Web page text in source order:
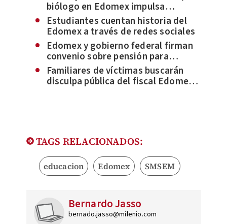
biólogo en Edomex impulsa
cuidado del agua
Estudiantes cuentan historia del
Edomex a través de redes sociales
Edomex y gobierno federal firman
convenio sobre pensión para
personas con discapacidad
Familiares de víctimas buscarán
disculpa pública del fiscal Edomex
TAGS RELACIONADOS:
educacion Edomex SMSEM
Bernardo Jasso
bernado.jasso@milenio.com